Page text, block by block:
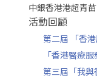
中銀香港港超青
活動回顧
第二屆 「香
「香港醫療
第三屆「我